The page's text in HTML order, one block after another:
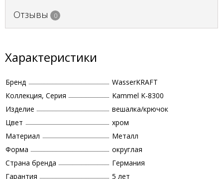
Отзывы 0
Характеристики
Бренд
WasserKRAFT
Коллекция, Серия
Kammel K-8300
Изделие
вешалка/крючок
Цвет
хром
Материал
Металл
Форма
округлая
Страна бренда
Германия
Гарантия
5 лет